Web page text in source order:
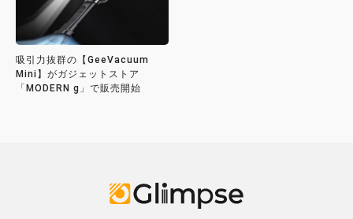
吸引力抜群の【GeeVacuum
Mini】がガジェットストア
「MODERN g」で販売開始